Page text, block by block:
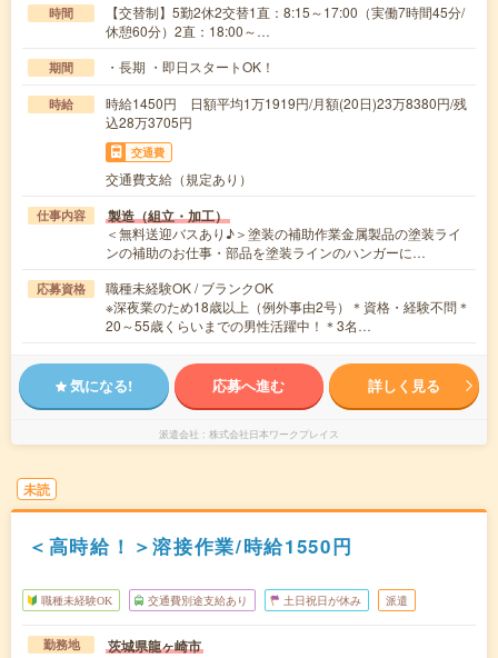
時間
【交替制】5勤2休2交替1直：8:15～17:00（実働7時間45分/
休憩60分）2直：18:00～…
期間 ・長期 ・即日スタートOK！
時給
時給1450円 日額平均1万1919円/月額(20日)23万8380円/残
込28万3705円
交通費
交通費支給（規定あり）
仕事内容 製造（組立・加工）
＜無料送迎バスあり♪＞塗装の補助作業金属製品の塗装ライ
ンの補助のお仕事・部品を塗装ラインのハンガーに…
応募資格
職種未経験OK / ブランクOK
※深夜業のため18歳以上（例外事由2号）＊資格・経験不問＊
20～55歳くらいまでの男性活躍中！＊3名…
気になる! 応募へ進む 詳しく見る
派遣会社 株式会社日本ワークプレイス
未読
＜高時給！＞溶接作業/時給1550円
職種未経験OK 交通費別途支給あり 土日祝日が休み 派遣
勤務地 茨城県龍ヶ崎市